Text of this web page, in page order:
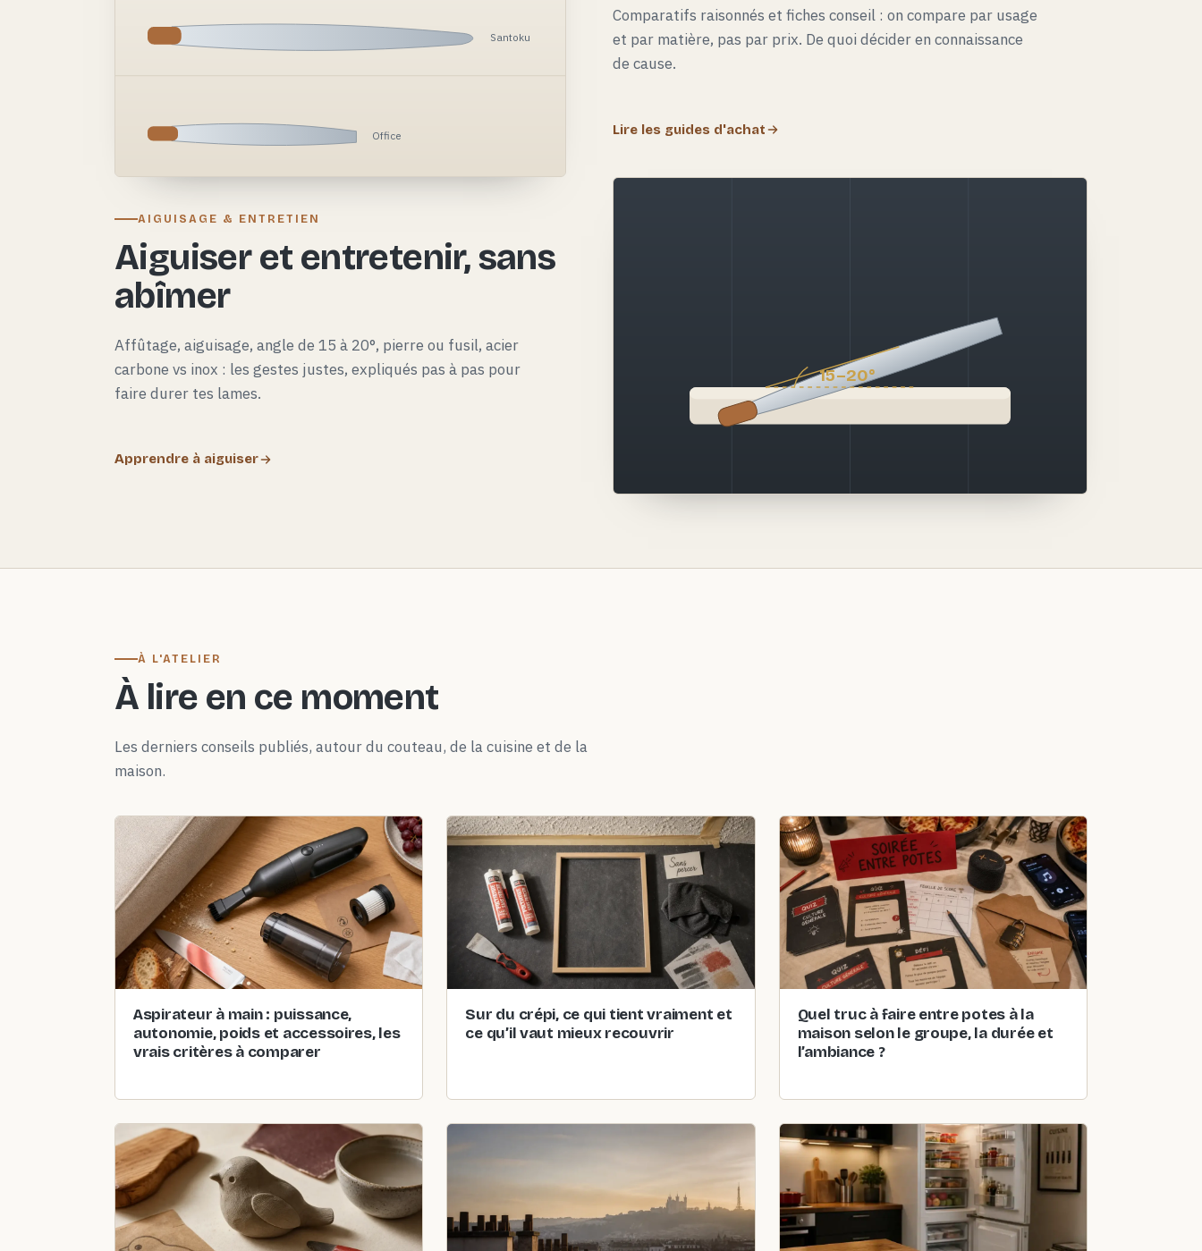
Santoku
Office
Comparatifs raisonnés et fiches conseil : on compare par usage
et par matière, pas par prix. De quoi décider en connaissance
de cause.
Lire les guides d'achat
15–20°
AIGUISAGE & ENTRETIEN
Aiguiser et entretenir, sans
abîmer
Affûtage, aiguisage, angle de 15 à 20°, pierre ou fusil, acier
carbone vs inox : les gestes justes, expliqués pas à pas pour
faire durer tes lames.
Apprendre à aiguiser
À L'ATELIER
À lire en ce moment
Les derniers conseils publiés, autour du couteau, de la cuisine et de la
maison.
Aspirateur à main : puissance,
autonomie, poids et accessoires, les
vrais critères à comparer
Sur du crépi, ce qui tient vraiment et
ce qu’il vaut mieux recouvrir
Quel truc à faire entre potes à la
maison selon le groupe, la durée et
l’ambiance ?